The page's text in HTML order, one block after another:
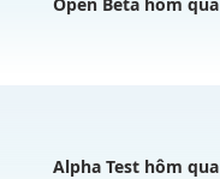
13h ngày 06/08/2626
Alpha Test hôm qua